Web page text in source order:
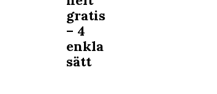
gratis
– 4
enkla
sätt